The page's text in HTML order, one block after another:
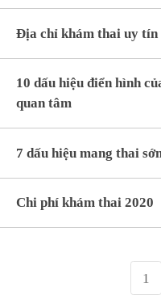
Địa chỉ khám thai uy tín
10 dấu hiệu điển hình
quan tâm
7 dấu hiệu mang thai
Chi phí khám thai 2020
1